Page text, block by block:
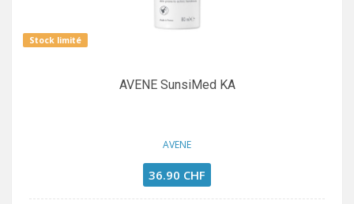
Stock limité
AVENE SunsiMed KA
AVENE
36.90 CHF